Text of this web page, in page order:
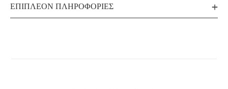
ΕΠΙΠΛΈΟΝ ΠΛΗΡΟΦΟΡΊΕΣ